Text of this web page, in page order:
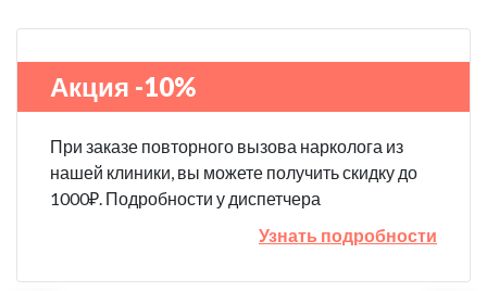
Акция -10%
При заказе повторного вызова нарколога из
нашей клиники, вы можете получить скидку до
1000₽. Подробности у диспетчера
Узнать подробности